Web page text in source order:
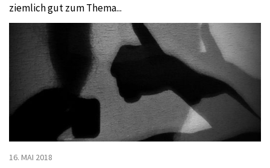
ziemlich gut zum Thema...
16. MAI 2018